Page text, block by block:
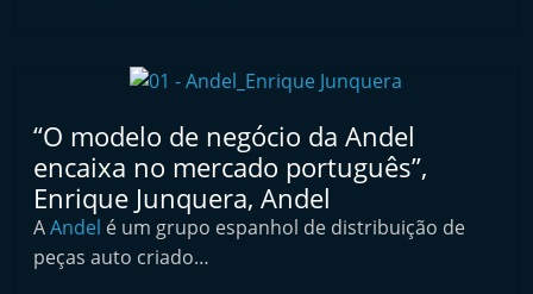
A
t
o
m
“O modelo de negócio da Andel
encaixa no mercado português”,
Enrique Junquera, Andel
AAndel é um grupo espanhol de distribuição de
peças auto criado…